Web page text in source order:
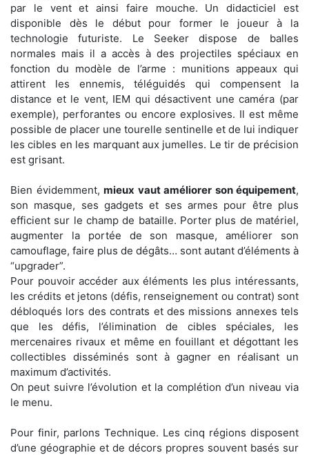
par le vent et ainsi faire mouche. Un didacticiel est
disponible dès le début pour former le joueur à la
technologie futuriste. Le Seeker dispose de balles
normales mais il a accès à des projectiles spéciaux en
fonction du modèle de l’arme : munitions appeaux qui
attirent les ennemis, téléguidés qui compensent la
distance et le vent, IEM qui désactivent une caméra (par
exemple), perforantes ou encore explosives. Il est même
possible de placer une tourelle sentinelle et de lui indiquer
les cibles en les marquant aux jumelles. Le tir de précision
est grisant.
Bien évidemment, mieux vaut améliorer son équipement,
son masque, ses gadgets et ses armes pour être plus
efficient sur le champ de bataille. Porter plus de matériel,
augmenter la portée de son masque, améliorer son
camouflage, faire plus de dégâts… sont autant d’éléments à
“upgrader”.
Pour pouvoir accéder aux éléments les plus intéressants,
les crédits et jetons (défis, renseignement ou contrat) sont
débloqués lors des contrats et des missions annexes tels
que les défis, l’élimination de cibles spéciales, les
mercenaires rivaux et même en fouillant et dégottant les
collectibles disséminés sont à gagner en réalisant un
maximum d’activités.
On peut suivre l’évolution et la complétion d’un niveau via
le menu.
Pour finir, parlons Technique. Les cinq régions disposent
d’une géographie et de décors propres souvent basés sur